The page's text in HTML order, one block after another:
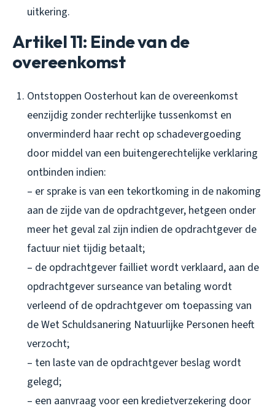
uitkering.
Artikel 11: Einde van de
overeenkomst
Ontstoppen Oosterhout kan de overeenkomst
eenzijdig zonder rechterlijke tussenkomst en
onverminderd haar recht op schadevergoeding
door middel van een buitengerechtelijke verklaring
ontbinden indien:
– er sprake is van een tekortkoming in de nakoming
aan de zijde van de opdrachtgever, hetgeen onder
meer het geval zal zijn indien de opdrachtgever de
factuur niet tijdig betaalt;
– de opdrachtgever failliet wordt verklaard, aan de
opdrachtgever surseance van betaling wordt
verleend of de opdrachtgever om toepassing van
de Wet Schuldsanering Natuurlijke Personen heeft
verzocht;
– ten laste van de opdrachtgever beslag wordt
gelegd;
– een aanvraag voor een kredietverzekering door